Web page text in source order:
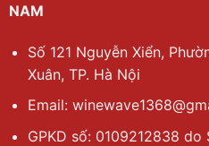
NAM
Số 121 Nguyễn Xiển,
Xuân, TP. Hà Nội
Email:
GPKD số: 0109212838